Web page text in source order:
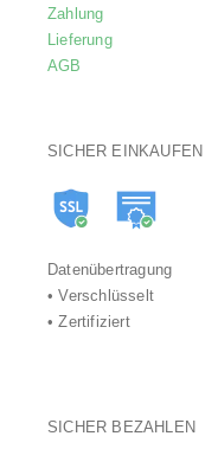
Zahlung
Lieferung
AGB
SICHER EINKAUFEN
Datenübertragung
• Verschlüsselt
• Zertifiziert
SICHER BEZAHLEN